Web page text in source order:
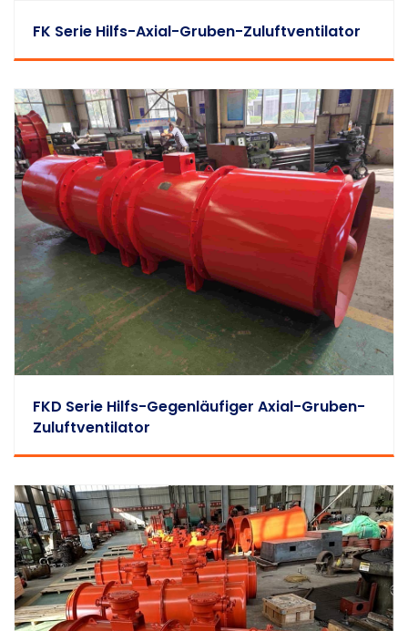
FK Serie Hilfs-Axial-Gruben-Zuluftventilator
FKD Serie Hilfs-Gegenläufiger Axial-Gruben-
Zuluftventilator